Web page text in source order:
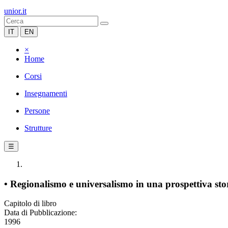
unior.it
IT EN
×
Home
Corsi
Insegnamenti
Persone
Strutture
☰
• Regionalismo e universalismo in una prospettiva
Capitolo di libro
Data di Pubblicazione:
1996